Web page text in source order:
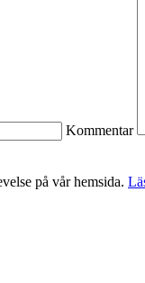
Kommentar
på vår hemsida.